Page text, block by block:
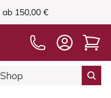
ab 150,00 €